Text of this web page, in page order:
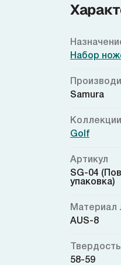
Набор
Samura
Golf
Артикул
SG-04
упаковка)
Материал
AUS-8
58-59